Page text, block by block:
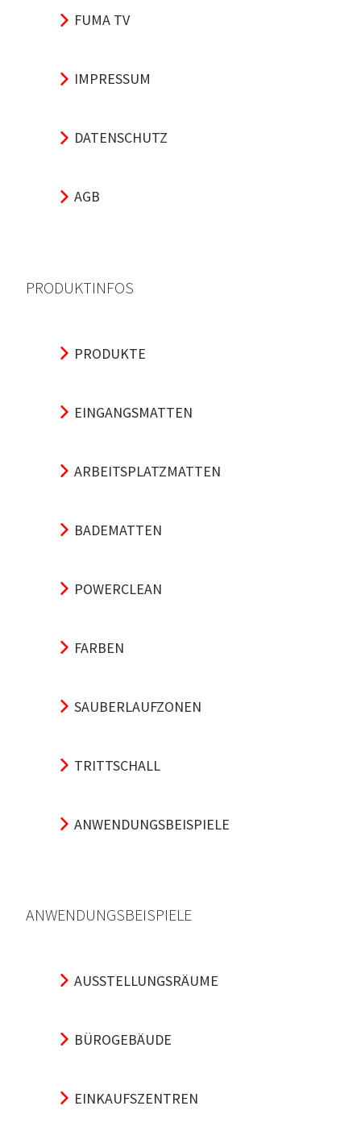
FUMA TV
IMPRESSUM
DATENSCHUTZ
AGB
PRODUKTINFOS
PRODUKTE
EINGANGSMATTEN
ARBEITSPLATZMATTEN
BADEMATTEN
POWERCLEAN
FARBEN
SAUBERLAUFZONEN
TRITTSCHALL
ANWENDUNGSBEISPIELE
ANWENDUNGSBEISPIELE
AUSSTELLUNGSRÄUME
BÜROGEBÄUDE
EINKAUFSZENTREN